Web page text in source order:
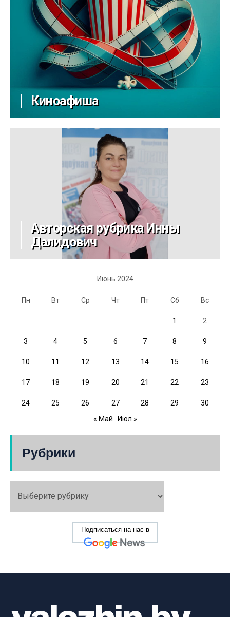
Киноафиша
Авторская рубрика Инны
Далидович
Июнь 2024
Пн Вт Ср Чт Пт Сб Вс
1 2
3 4 5 6 7 8 9
10 11 12 13 14 15 16
17 18 19 20 21 22 23
24 25 26 27 28 29
30
« Май
Июл »
Рубрики
Подписаться на нас в